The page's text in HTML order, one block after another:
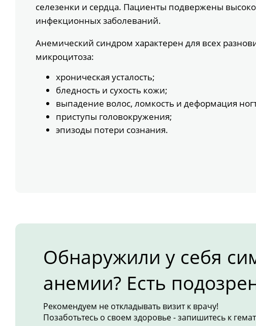
селезенки и сердца. Пациенты подвержены
инфекционных заболеваний.
Анемический синдром характерен для всех
микроцитоза:
хроническая усталость;
бледность и сухость кожи;
выпадение волос, ломкость и деформация
приступы головокружения;
эпизоды потери сознания.
Обнаружили у себя
анемии? Есть
Рекомендуем не откладывать визит к врачу!
Позаботьтесь о своем здоровье - запишитесь к